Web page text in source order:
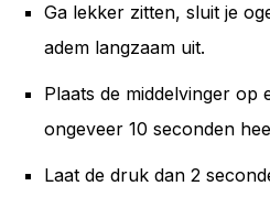
Ga lekker zitten, sluit je
adem langzaam uit.
Plaats de middelvinger op
ongeveer 10 seconden
Laat de druk dan 2